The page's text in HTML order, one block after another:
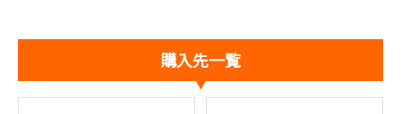
購入先一覧